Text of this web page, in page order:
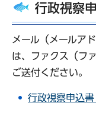
行政視察
メール（メールアド
は、ファクス（
ご送付ください。
行政視察申込